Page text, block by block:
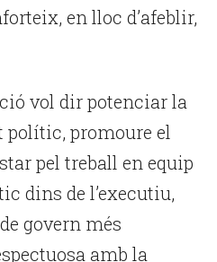
en lloc d’afeblir,
vol dir potenciar la
polític, promoure el
pel treball en equip
dins de l’executiu,
govern més
amb la